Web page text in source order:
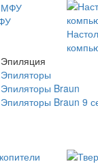
Эпиляция
Эпиляторы
Эпиляторы Braun
Эпиляторы Braun 9